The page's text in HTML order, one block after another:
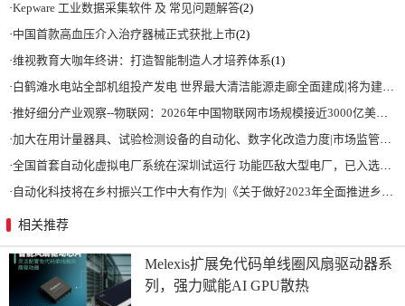
·Kepware 工业数据采集软件 及 常见问题解答(2)
·中国首款高血压介入治疗器械正式获批上市(2)
·维视教育大咖年终讲：打造智能制造人才培养体系(1)
·白鹤滩水电站全部机组投产发电 世界最大清洁能源走廊全面建成|将为建设新型能源体系、保障国家能源安全、实现“双碳”目标提供有力支撑
·推好细分产业观察--物联网：2026年中国物联网市场规模接近3000亿美元 智慧工厂、智慧城市、智慧电网等将占60%以上
·加大在用计量器具、试验检测设备的自动化、数字化改造力度|市场监管总局 工业和信息化部 关于促进企业计量能力提升的指导意见
·全国首套自动化虚拟电厂系统在深圳试运行 功能匹敌大型电厂，已入选国际典型案例
· 自动化科技将在乡村振兴工作中大有作为|《关于做好2023年全面推进乡村振兴重点工作的意见》发布
相关推荐
Melexis扩展免代码单线圈风扇驱动器系
列，强力赋能AI GPU散热